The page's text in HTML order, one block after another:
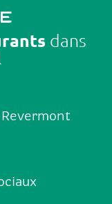
dans